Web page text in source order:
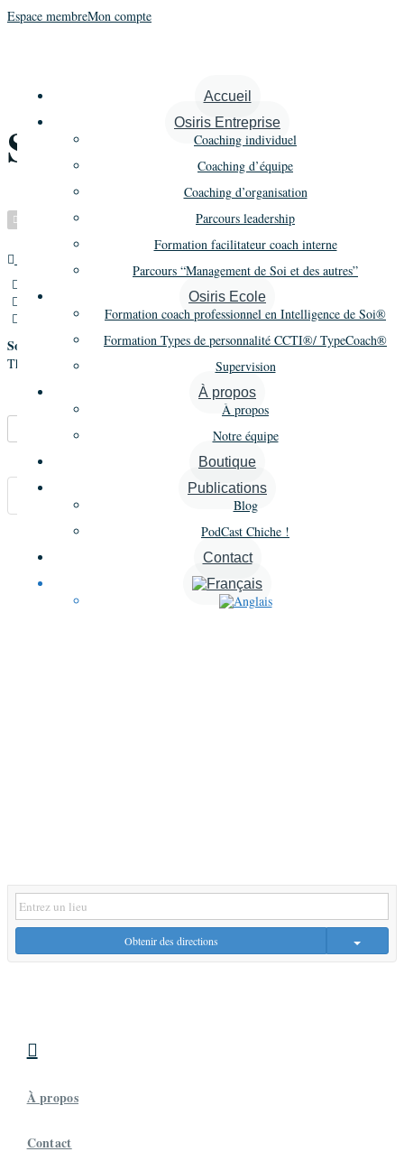
Espace membreMon compte
Accueil
Osiris Entreprise
Coaching individuel
Coaching d’équipe
Coaching d’organisation
Parcours leadership
Formation facilitateur coach interne
Parcours “Management de Soi et des autres”
Osiris Ecole
Formation coach professionnel en Intelligence de Soi®
Formation Types de personnalité CCTI®/ TypeCoach®
Supervision
À propos
À propos
Notre équipe
Boutique
Publications
Blog
PodCast Chiche !
Contact
Ruder Schoof
Stéphanie
+ 41 7 96 12 14 28
sr@stephanieruder.ch
Société
The Challenge and Art of Personal Sustainability
Marque-pages
Carte
Annonces similaires
A proximité
Obtenir des directions

À propos
Contact